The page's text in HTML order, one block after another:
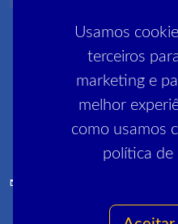
Usamos
terceiros
marketing e
melhor
como usamos
política de
Rua Pedro Lessa, 35 2º, 3º
R. Manai, 180